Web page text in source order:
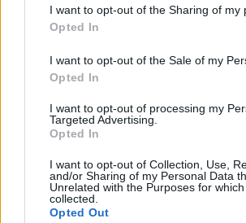
I want to opt-out of the Sharing of my
Opted In
I want to opt-out of the Sale of my
Opted In
I want to opt-out of processing my
Targeted Advertising.
Opted In
I want to opt-out of Collection, Use,
and/or Sharing of my Personal Data
Unrelated with the Purposes for
collected.
Opted Out
06.08.2026
Reklama